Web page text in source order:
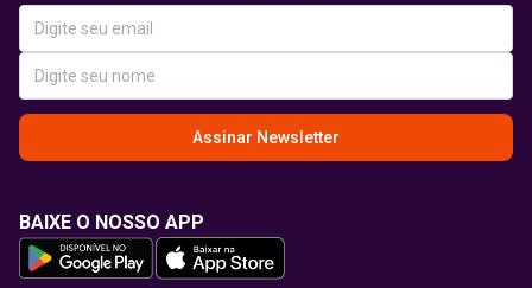
Assinar Newsletter
BAIXE O NOSSO APP